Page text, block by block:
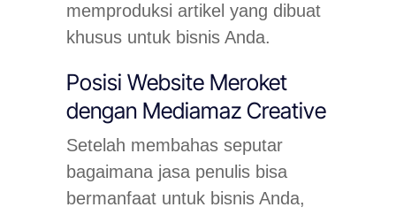
memproduksi artikel yang dibuat
khusus untuk bisnis Anda.
Posisi Website Meroket
dengan Mediamaz Creative
Setelah membahas seputar
bagaimana jasa penulis bisa
bermanfaat untuk bisnis Anda,